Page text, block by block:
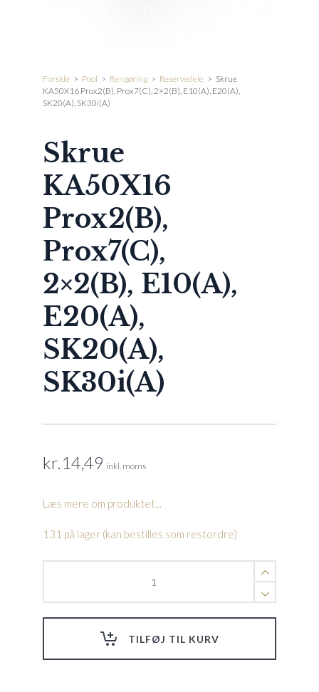
Forside > Pool > Rengøring > Reservedele > Skrue
KA50X16 Prox2(B), Prox7(C), 2×2(B), E10(A), E20(A),
SK20(A), SK30i(A)
Skrue
KA50X16
Prox2(B),
Prox7(C),
2×2(B), E10(A),
E20(A),
SK20(A),
SK30i(A)
kr.14,49 inkl. moms
Læs mere om produktet...
131 på lager (kan bestilles som restordre)
E20(A),
TILFØJ TIL KURV